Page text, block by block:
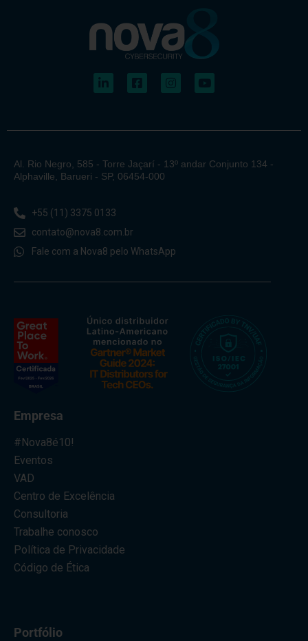
Al. Rio Negro, 585 - Torre Jaçarí - 13º andar Conjunto 134 -
Alphaville, Barueri - SP, 06454-000
+55 (11) 3375 0133
contato@nova8.com.br
Fale com a Nova8 pelo WhatsApp
Empresa
#Nova8é10!
Eventos
VAD
Centro de Excelência
Consultoria
Trabalhe conosco
Política de Privacidade
Código de Ética
Portfólio